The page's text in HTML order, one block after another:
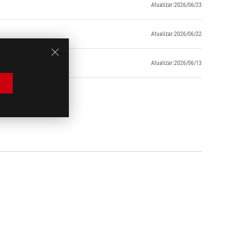
Atualizar:2026/06/23
Atualizar:2026/06/22
Atualizar:2026/06/13